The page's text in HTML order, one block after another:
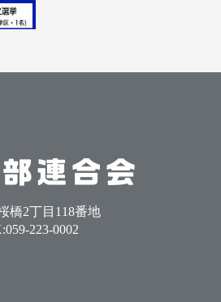
橋2丁目118番地
223-0002